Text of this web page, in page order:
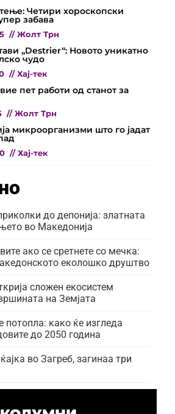
Четири хороскопски
забава
// Жолт Трн
„Destrier“: Новото уникатно
чудо
// Хај-тек
пет работи од станот за
// Жолт Трн
микроорганизми што го јадат
// Хај-тек
до депонија: златната
во Македонија
ако се сретнете со мечка:
еколошко друштво
сложен екосистем
на Земјата
потопла: како ќе изгледа
до 2050 година
во Загреб, загинаа три